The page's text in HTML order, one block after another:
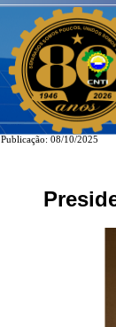
Publicação: 08/10/2025